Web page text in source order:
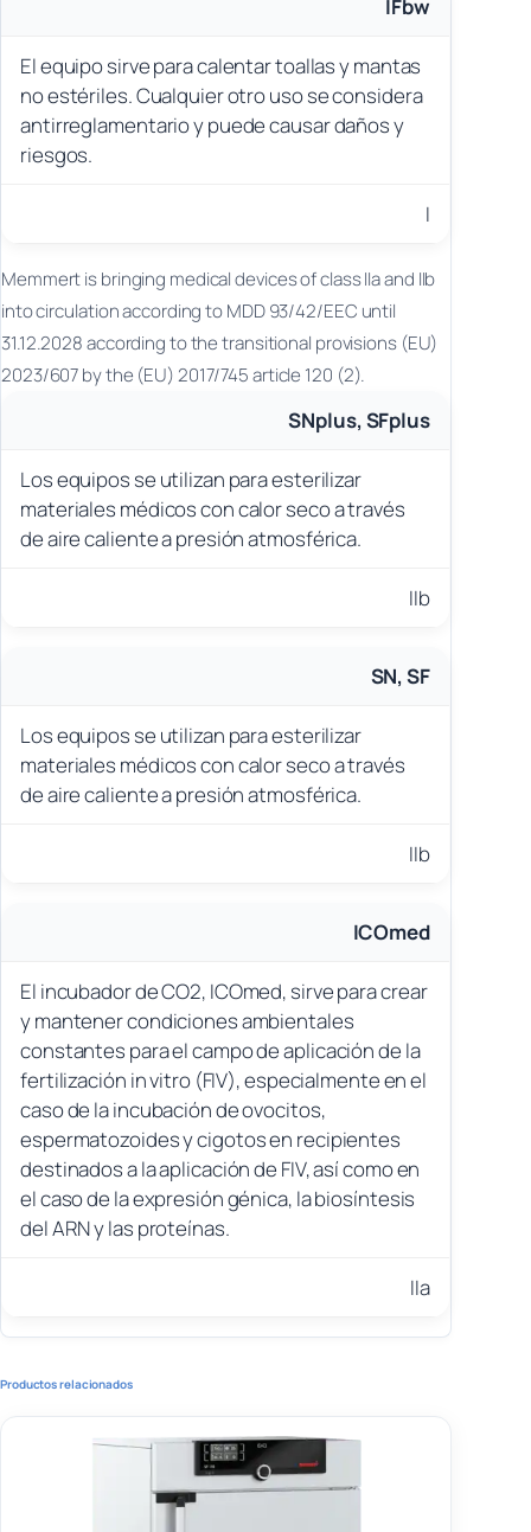
IFbw
El equipo sirve para calentar toallas y mantas
no estériles. Cualquier otro uso se considera
antirreglamentario y puede causar daños y
riesgos.
I
Memmert is bringing medical devices of class IIa and IIb
into circulation according to MDD 93/42/EEC until
31.12.2028 according to the transitional provisions (EU)
2023/607 by the (EU) 2017/745 article 120 (2).
SNplus, SFplus
Los equipos se utilizan para esterilizar
materiales médicos con calor seco a través
de aire caliente a presión atmosférica.
IIb
SN, SF
Los equipos se utilizan para esterilizar
materiales médicos con calor seco a través
de aire caliente a presión atmosférica.
IIb
ICOmed
El incubador de CO2, ICOmed, sirve para crear
y mantener condiciones ambientales
constantes para el campo de aplicación de la
fertilización in vitro (FIV), especialmente en el
caso de la incubación de ovocitos,
espermatozoides y cigotos en recipientes
destinados a la aplicación de FIV, así como en
el caso de la expresión génica, la biosíntesis
del ARN y las proteínas.
IIa
Productos relacionados